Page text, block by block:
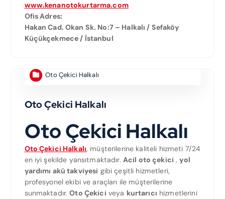
www.kenanotokurtarma.com
Ofis Adres:
Hakan Cad. Okan Sk. No:7 – Halkalı / Sefaköy
Küçükçekmece / İstanbul
Oto Çekici Halkalı
Oto Çekici Halkalı
Oto Çekici Halkalı
Oto Çekici Halkalı, müşterilerine kaliteli hizmeti 7/24
en iyi şekilde yansıtmaktadır. Acil oto çekici ,yol
yardımı akü takviyesi gibi çeşitli hizmetleri,
profesyonel ekibi ve araçları ile müşterilerine
sunmaktadır.Oto Çekici veya kurtarıcı hizmetlerini